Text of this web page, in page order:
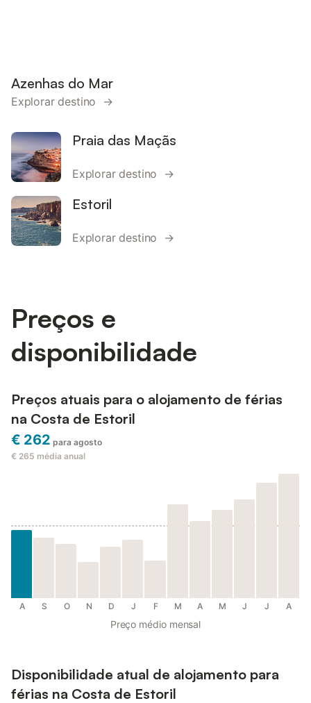
Azenhas do Mar
Explorar destino →
Praia das Maçãs
Explorar destino →
Estoril
Explorar destino →
Preços e
disponibilidade
Preços atuais para o alojamento de férias
na Costa de Estoril
€ 262 para agosto
€ 265 média anual
A S O N D J F M A M J J A
Preço médio mensal
Disponibilidade atual de alojamento para
férias na Costa de Estoril